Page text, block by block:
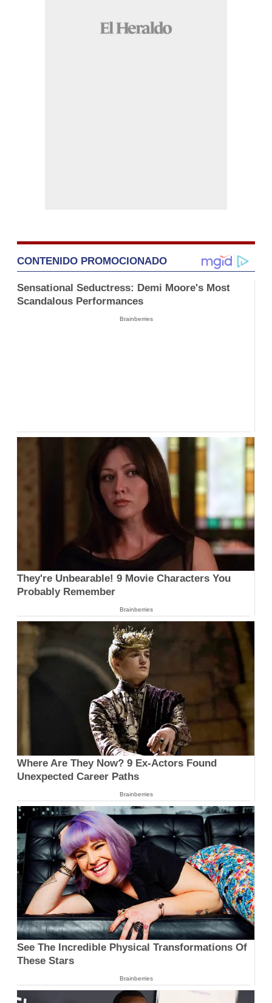
CONTENIDO PROMOCIONADO
Sensational Seductress: Demi Moore's Most
Scandalous Performances
Brainberries
They're Unbearable! 9 Movie Characters You
Probably Remember
Brainberries
Where Are They Now? 9 Ex-Actors Found
Unexpected Career Paths
Brainberries
See The Incredible Physical Transformations Of
These Stars
Brainberries